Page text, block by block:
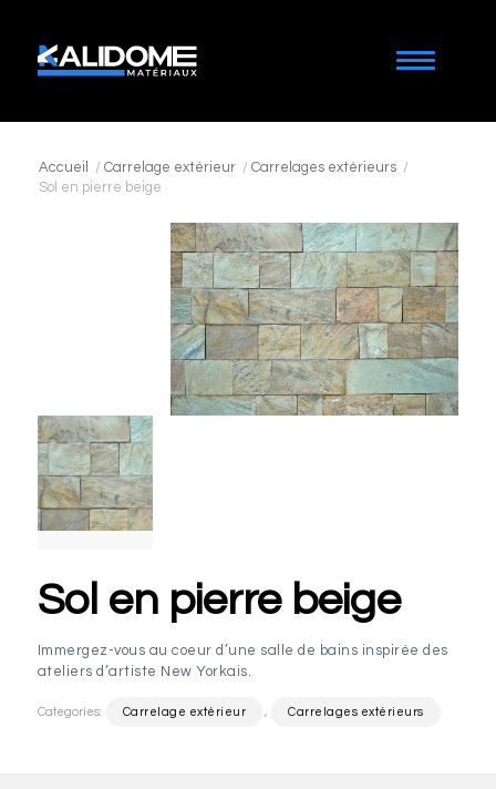
Accueil / Carrelage extérieur / Carrelages extérieurs /
Sol en pierre beige
Sol en pierre beige
Immergez-vous au coeur d’une salle de bains inspirée des
ateliers d’artiste New Yorkais.
Categories: Carrelage extérieur , Carrelages extérieurs